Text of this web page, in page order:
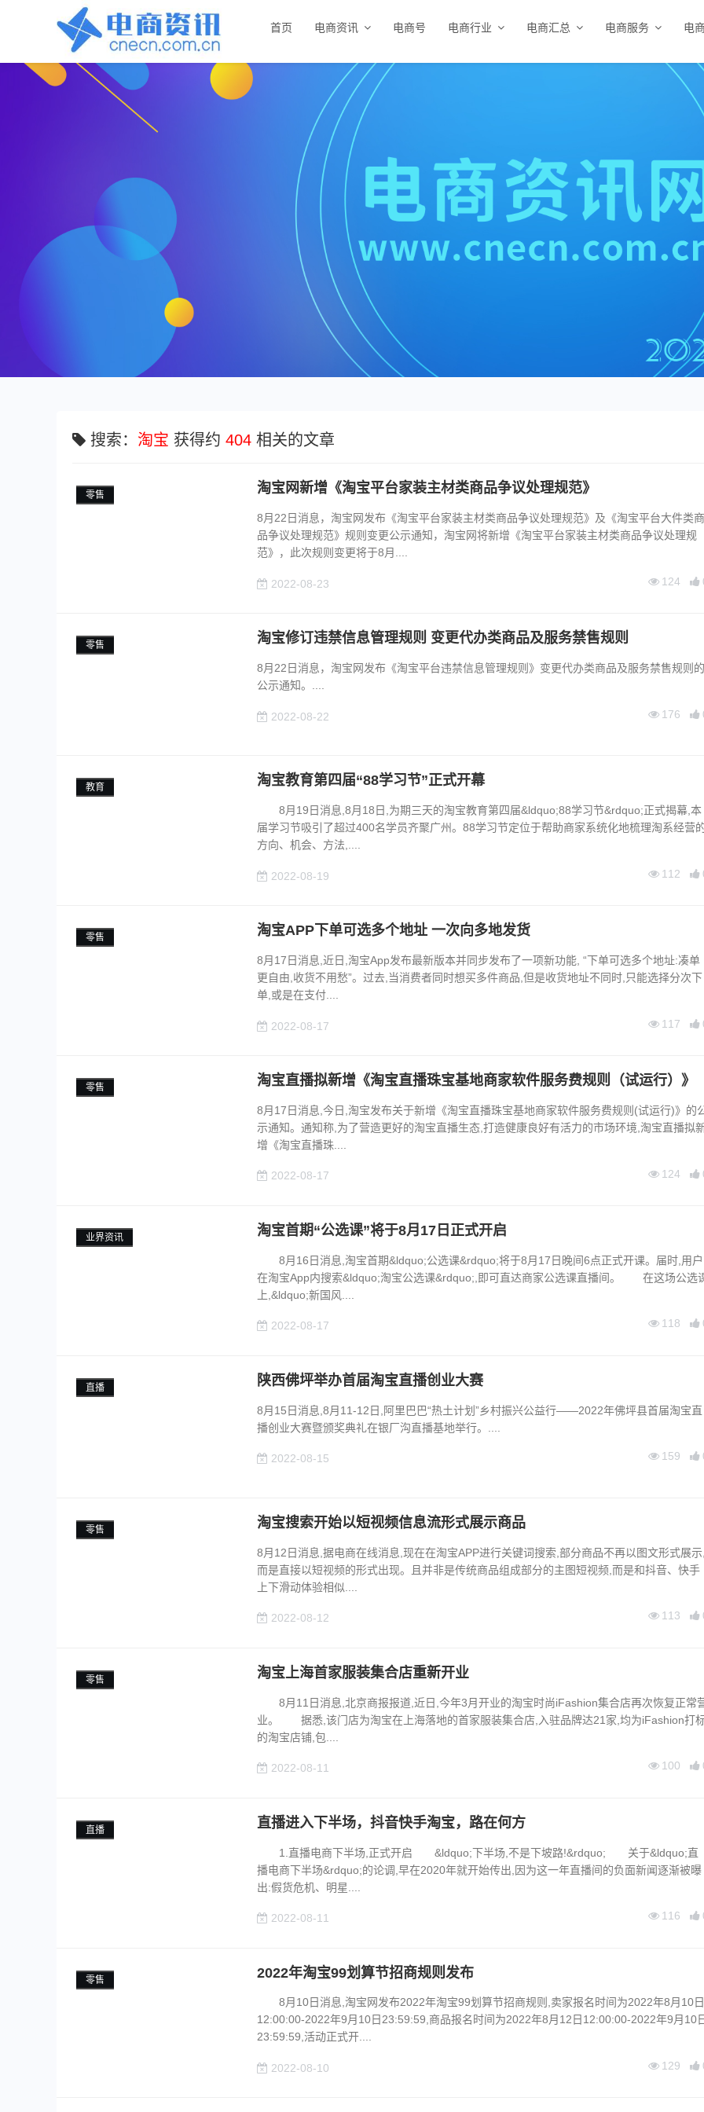
首页 电商资讯 电商号 电商行业 电商汇总 电商服务 电
搜索： 淘宝 获得约 404 相关的文章
零售 淘宝网新增《淘宝平台家装主材类商品争议处理规范》
8月22日消息，淘宝网发布《淘宝平台家装主材类商品争议处理规范》及《淘宝平台大件类商
品争议处理规范》规则变更公示通知，淘宝网将新增《淘宝平台家装主材类商品争议处理规
范》，此次规则变更将于8月....
2022-08-23 124
零售 淘宝修订违禁信息管理规则 变更代办类商品及服务禁售规则
8月22日消息，淘宝网发布《淘宝平台违禁信息管理规则》变更代办类商品及服务禁售规则的
公示通知。....
2022-08-22 176
教育 淘宝教育第四届“88学习节”正式开幕
8月19日消息,8月18日,为期三天的淘宝教育第四届&ldquo;88学习节&rdquo;正式揭幕,本
届学习节吸引了超过400名学员齐聚广州。88学习节定位于帮助商家系统化地梳理淘系经营
方向、机会、方法,....
2022-08-19 112
零售 淘宝APP下单可选多个地址 一次向多地发货
8月17日消息,近日,淘宝App发布最新版本并同步发布了一项新功能, “下单可选多个地址:凑单
更自由,收货不用愁”。过去,当消费者同时想买多件商品,但是收货地址不同时,只能选择分次下
单,或是在支付....
2022-08-17 117
零售 淘宝直播拟新增《淘宝直播珠宝基地商家软件服务费规则（试运行）》
8月17日消息,今日,淘宝发布关于新增《淘宝直播珠宝基地商家软件服务费规则(试运行)》的
示通知。通知称,为了营造更好的淘宝直播生态,打造健康良好有活力的市场环境,淘宝直播拟
增《淘宝直播珠....
2022-08-17 124
业界资讯 淘宝首期“公选课”将于8月17日正式开启
8月16日消息,淘宝首期&ldquo;公选课&rdquo;将于8月17日晚间6点正式开课。届时,用户
在淘宝App内搜索&ldquo;淘宝公选课&rdquo;,即可直达商家公选课直播间。 在这场公选
上,&ldquo;新国风....
2022-08-17 118
直播 陕西佛坪举办首届淘宝直播创业大赛
8月15日消息,8月11-12日,阿里巴巴“热土计划”乡村振兴公益行——2022年佛坪县首届淘宝直
播创业大赛暨颁奖典礼在银厂沟直播基地举行。....
2022-08-15 159
零售 淘宝搜索开始以短视频信息流形式展示商品
8月12日消息,据电商在线消息,现在在淘宝APP进行关键词搜索,部分商品不再以图文形式展示,
而是直接以短视频的形式出现。且并非是传统商品组成部分的主图短视频,而是和抖音、快手
上下滑动体验相似....
2022-08-12 113
零售 淘宝上海首家服装集合店重新开业
8月11日消息,北京商报报道,近日,今年3月开业的淘宝时尚iFashion集合店再次恢复正常
业。 据悉,该门店为淘宝在上海落地的首家服装集合店,入驻品牌达21家,均为iFashion打
的淘宝店铺,包....
2022-08-11 100
直播 直播进入下半场，抖音快手淘宝，路在何方
1.直播电商下半场,正式开启 &ldquo;下半场,不是下坡路!&rdquo; 关于&ldquo;直
播电商下半场&rdquo;的论调,早在2020年就开始传出,因为这一年直播间的负面新闻逐渐被曝
出:假货危机、明星....
2022-08-11 116
零售 2022年淘宝99划算节招商规则发布
8月10日消息,淘宝网发布2022年淘宝99划算节招商规则,卖家报名时间为2022年8月10日
12:00:00-2022年9月10日23:59:59,商品报名时间为2022年8月12日12:00:00-2022年9月10
23:59:59,活动正式开....
2022-08-10 129